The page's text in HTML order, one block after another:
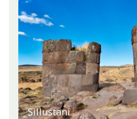
Sillustani